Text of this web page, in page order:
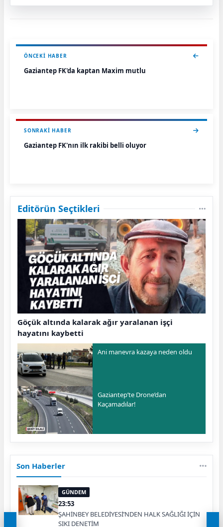
ÖNCEKI HABER
Gaziantep FK'da kaptan Maxim mutlu
SONRAKI HABER
Gaziantep FK'nın ilk rakibi belli oluyor
Editörün Seçtikleri
Göçük altında kalarak ağır yaralanan işçi
hayatını kaybetti
Ani manevra kazaya neden oldu
Gaziantep’te Drone’dan
Kaçamadılar!
Son Haberler
GÜNDEM
23:53
ŞAHİNBEY BELEDİYESİ’NDEN HALK SAĞLIĞI İÇİN
SIKI DENETİM